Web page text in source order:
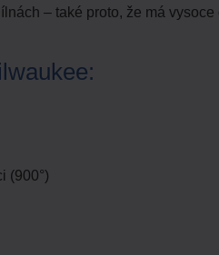
– také proto, že má
(900°)